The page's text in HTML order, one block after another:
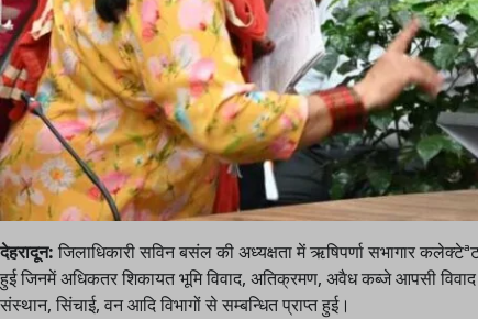
देहरादून: जिलाधिकारी सविन बसंल की अध्यक्षता में ऋषिपर्णा सभागार
हुई जिनमें अधिकतर शिकायत भूमि विवाद, अतिक्रमण, अवैध कब्जे आपसी
संस्थान, सिंचाई, वन आदि विभागों से सम्बन्धित प्राप्त हुई।